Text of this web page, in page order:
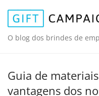
O blog dos brindes de
Guia de
vantagens dos